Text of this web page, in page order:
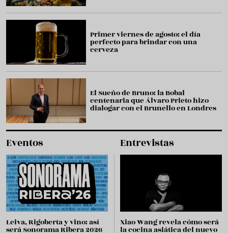
Primer viernes de agosto: el día
perfecto para brindar con una
cerveza
El Sueño de Bruno: la Bobal
centenaria que Álvaro Prieto hizo
dialogar con el Brunello en Londres
Eventos
Leiva, Rigoberta y vino: así
será Sonorama Ribera 2026
Entrevistas
Xiao Wang revela cómo será
la cocina asiática del nuevo